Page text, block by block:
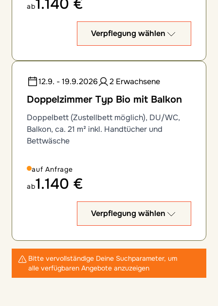
ab1.140 €
Verpflegung wählen
12.9. - 19.9.2026 2 Erwachsene
Doppelzimmer Typ Bio mit Balkon
Doppelbett (Zustellbett möglich), DU/WC,
Balkon, ca. 21 m² inkl. Handtücher und
Bettwäsche
auf Anfrage
ab1.140 €
Verpflegung wählen
Bitte vervollständige Deine Suchparameter, um
alle verfügbaren Angebote anzuzeigen